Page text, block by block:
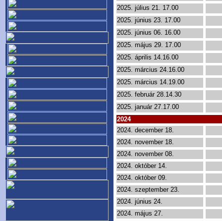
2025. július 21. 17.00
2025. június 23. 17.00
2025. június 06. 16.00
2025. május 29. 17.00
2025. április 14.16.00
2025. március 24.16.00
2025. március 14.19.00
2025. február 28.14.30
2025. január 27.17.00
2024
2024. december 18.
2024. november 18.
2024. november 08.
2024. október 14.
2024. október 09.
2024. szeptember 23.
2024. június 24.
2024. május 27.